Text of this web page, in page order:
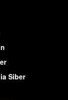
Siber